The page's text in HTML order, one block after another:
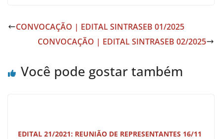
e
b
o
s
A
p
e
CONVOCAÇÃO | EDITAL SINTRASEB 01/2025
CONVOCAÇÃO | EDITAL SINTRASEB 02/2025
Você pode gostar também
EDITAL 21/2021: REUNIÃO DE REPRESENTANTES 16/11